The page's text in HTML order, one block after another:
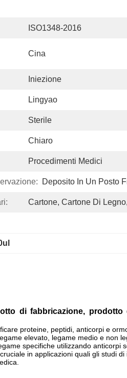
ISO1348-2016
Cina
Iniezione
Lingyao
Sterile
Chiaro
Procedimenti Medici
Deposito In Un Posto
Cartone, Cartone Di
di fabbricazione,
proteine, peptidi, anticorpi e
elevato, legame medio e non
specifiche utilizzando anticorpi
in applicazioni quali gli studi